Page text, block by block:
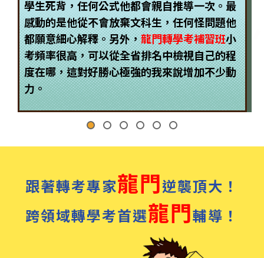
學生死背，任何公式他都會親自推導一次。最
感動的是他從不會放棄文科生，任何怪問題他
都願意細心解釋。另外，龍門轉學考補習班小
考頻率很高，可以從全省排名中檢視自己的程
度在哪，這對好勝心極強的我來說增加不少動
力。
跟著轉考專家龍門逆襲頂大！
跨領域轉學考首選龍門輔導！